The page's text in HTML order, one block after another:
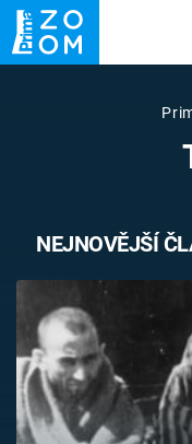
UFO
VETŘELCI
Témata
Témata
Pořady
NEJNOVĚJŠÍ